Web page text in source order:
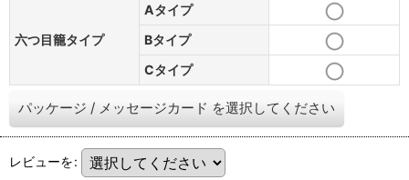
六つ目籠タイプ
Aタイプ
Bタイプ
Cタイプ
パッケージ / メッセージカード を選択してください
レビューを: